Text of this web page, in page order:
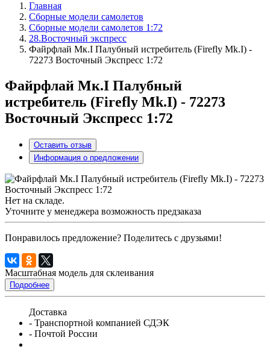
Главная
Сборные модели самолетов
Сборные модели самолетов 1:72
28.Восточный экспресс
Файрфлай Мк.I Палубный истребитель (Firefly Мk.I) -
72273 Восточный Экспресс 1:72
Файрфлай Мк.I Палубный
истребитель (Firefly Мk.I) - 72273
Восточный Экспресс 1:72
Оставить отзыв
Информация о предложении
Нет на складе.
Уточните у менеджера возможность предзаказа
Понравилось предложение? Поделитесь с друзьями!
Масштабная модель для склеивания
Подробнее
Доставка
- Транспортной компанией СДЭК
- Почтой России